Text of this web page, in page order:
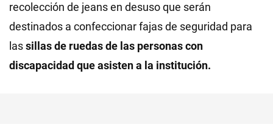
recolección de jeans en desuso que serán
destinados a confeccionar fajas de seguridad para
lassillas de ruedas de las personas con
discapacidad que asisten a la institución.